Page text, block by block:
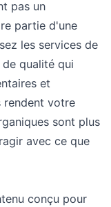
pas un
partie d'une
les services de
qualité qui
et
rendent votre
sont plus
avec ce que
conçu pour